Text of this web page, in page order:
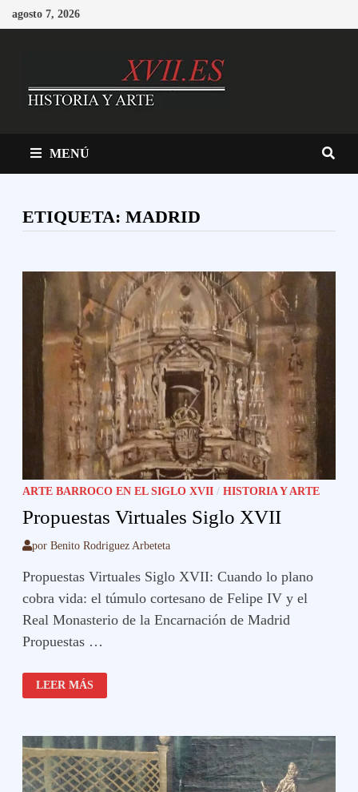
Saltar
al
agosto 7, 2026
MENÚ
ETIQUETA:MADRID
ARTE BARROCO EN EL SIGLO XVII /HISTORIA Y ARTE
Propuestas Virtuales Siglo XVII
porBenito Rodriguez Arbeteta
Propuestas Virtuales Siglo XVII: Cuando lo plano
cobra vida: el túmulo cortesano de Felipe IV y el
Real Monasterio de la Encarnación de Madrid
Propuestas …
PROPUESTAS
VIRTUALES
SIGLO
LEER MÁS